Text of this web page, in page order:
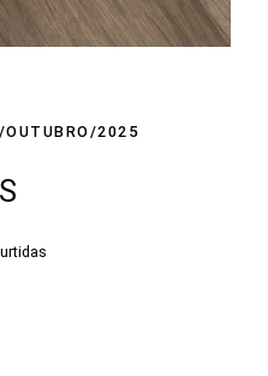
OUTUBRO/2025